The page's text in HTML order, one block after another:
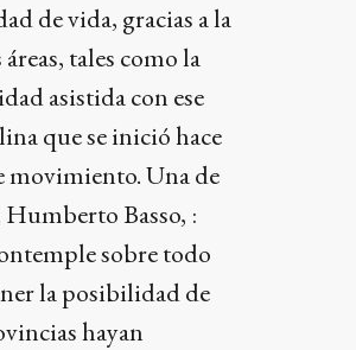
de vida, gracias a la
tales como la
asistida con ese
que se inició hace
movimiento. Una de
Basso, :
sobre todo
la posibilidad de
hayan